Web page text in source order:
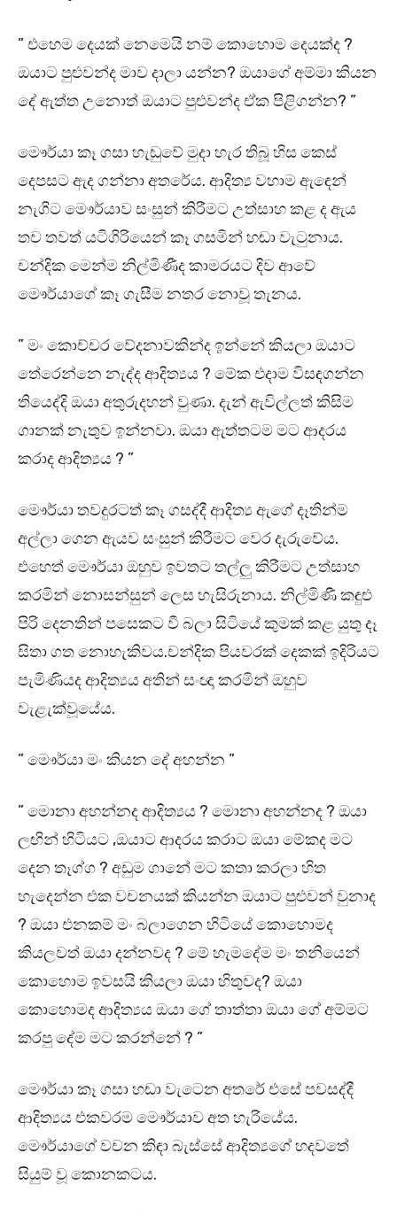
” එහෙම දෙයක් නෙමෙයි නම් කොහොම දෙයක්ද ?
ඔයාට පුළුවන්ද මාව දාලා යන්න? ඔයාගේ අම්මා කියන
දේ ඇත්ත උනොත් ඔයාට පුළුවන්ද ඒක පිළිගන්න? ”
මෞර්යා කෑ ගසා හැඬුවේ මුදා හැර තිබූ හිස කෙස්
දෙපසට ඇද ගන්නා අතරේය. ආදිත්‍ය වහාම ඇඳෙන්
නැගිට මෞර්යාව සංසුන් කිරීමට උත්සාහ කළ ද ඇය
තව තවත් යටිගිරියෙන් කෑ ගසමින් හඬා වැටුනාය.
චන්දික මෙන්ම නිල්මිණීද කාමරයට දිව ආවේ
මෞර්යාගේ කෑ ගැසීම නතර නොවූ තැනය.
” මං කොච්චර වේදනාවකින්ද ඉන්නේ කියලා ඔයාට
තේරෙන්නෙ නැද්ද ආදිත්‍යය ? මේක එදාම විසඳගන්න
තියෙද්දි ඔයා අතුරුදහන් වුණා. දැන් ඇවිල්ලත් කිසිම
ගානක් නැතුව ඉන්නවා. ඔයා ඇත්තටම මට ආදරය
කරාද ආදිත්‍යය ? ”
මෞර්යා තවදුරටත් කෑ ගසද්දී ආදිත්‍ය ඇගේ දෑතින්ම
අල්ලා ගෙන ඇයව සංසුන් කිරීමට වෙර දැරුවේය.
එහෙත් මෞර්යා ඔහුව ඉවතට තල්ලු කිරීමට උත්සාහ
කරමින් නොසන්සුන් ලෙස හැසිරුනාය. නිල්මිණී කඳුළු
පිරි දෙනතින් පසෙකට වී බලා සිටියේ කුමක් කළ යුතු දෑ
සිතා ගත නොහැකිවය.චන්දික පියවරක් දෙකක් ඉදිරියට
පැමිණියද ආදිත්‍යය අතින් සංඥා කරමින් ඔහුව
වැළැක්වූයේය.
” මෞර්යා මං කියන දේ අහන්න ”
” මොනා අහන්නද ආදිත්‍යය ? මොනා අහන්නද ? ඔයා
ලඟින් හිටියට ,ඔයාට ආදරය කරාට ඔයා මේකද මට
දෙන තෑග්ග ? අඩුම ගානේ මට කතා කරලා හිත
හැදෙන්න එක වචනයක් කියන්න ඔයාට පුළුවන් වුනාද
? ඔයා එනකම් මං බලාගෙන හිටියේ කොහොමද
කියලවත් ඔයා දන්නවද ? මේ හැමදේම මං තනියෙන්
කොහොම ඉවසයි කියලා ඔයා හිතුවද? ඔයා
කොහොමද ආදිත්‍යය ඔයා ගේ තාත්තා ඔයා ගේ අම්මට
කරපු දේම මට කරන්නේ ? ”
මෞර්යා කෑ ගසා හඬා වැටෙන අතරේ එසේ පවසද්දී
ආදිත්‍යය එකවරම මෞර්යාව අත හැරියේය.
මෞර්යාගේ වචන කිඳා බැස්සේ ආදිත්‍යගේ හදවතේ
සියුම් වූ කොනකටය.